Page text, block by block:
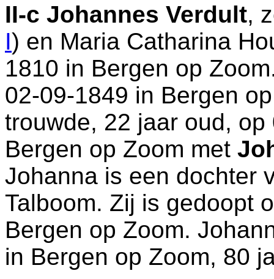
II-c Johannes Verdult,
I) en Maria Catharina
1810 in Bergen op Zoom
02-09-1849 in Bergen
trouwde, 22 jaar oud, op
Bergen op Zoom met
Johanna is een dochter
Talboom. Zij is gedoopt
Bergen op Zoom.
in Bergen op Zoom, 80